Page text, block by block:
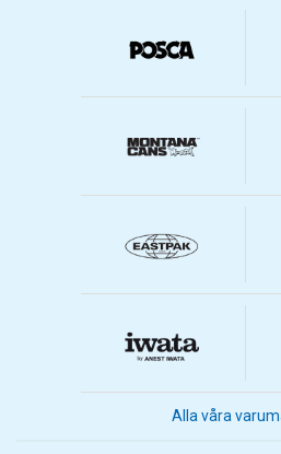
Alla våra